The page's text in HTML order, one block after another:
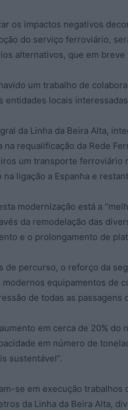
os impactos negativos
do serviço ferroviário,
alternativos, que em breve
um trabalho de
entidades locais
da Linha da Beira Alta,
na requalificação da Rede
um transporte
ligação a Espanha e
modernização está a
da remodelação das
e o prolongamento de
de percurso, o reforço da
modernos equipamentos de
de todas as
em cerca de 20%
em número de
sustentável”.
se em execução
da Linha da Beira Alta,